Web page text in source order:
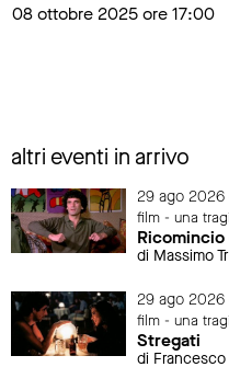
08 ottobre 2025 ore 17:00
altri eventi in arrivo
29 ago 2026
film - una
di Massimo
29 ago 2026
film - una
Stregati
di